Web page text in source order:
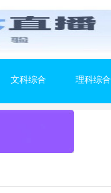
文科综合 理科综合